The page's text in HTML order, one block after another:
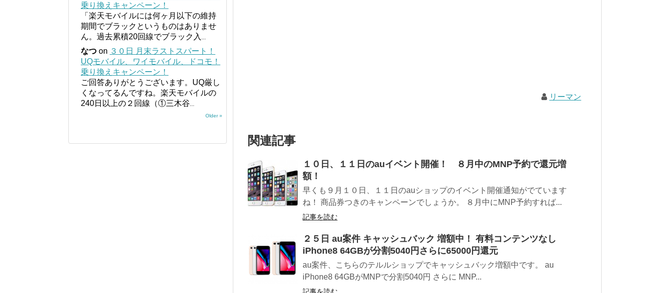
リーマン
関連記事
１０日、１１日のauイベント開催！ ８月中のMNP予約で還元増
額！
早くも９月１０日、１１日のauショップのイベント開催通知がでています
ね！ 商品券つきのキャンペーンでしょうか。 ８月中にMNP予約すれば...
記事を読む
２５日 au案件 キャッシュバック 増額中！ 有料コンテンツなし
iPhone8 64GBが分割5040円さらに65000円還元
au案件、こちらのテルルショップでキャッシュバック増額中です。 au
iPhone8 64GBがMNPで分割5040円 さらに MNP...
乗り換えキャンペーン！
「楽天モバイルには何ヶ月以下の維持
期間でブラックというものはありませ
ん。過去累積20回線でブラック入
なつ on ３０日 月末ラストスパート！
UQモバイル、ワイモバイル、ドコモ！
乗り換えキャンペーン！
ご回答ありがとうございます。UQ厳し
くなってるんですね。楽天モバイルの
240日以上の２回線（①三木谷
Older »